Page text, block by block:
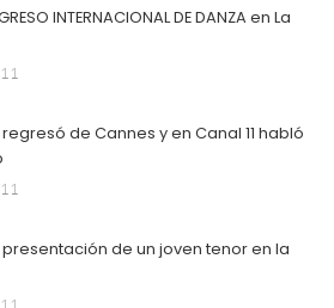
INTERNACIONAL DE DANZA en La
de Cannes y en Canal 11 habló
de un joven tenor en la